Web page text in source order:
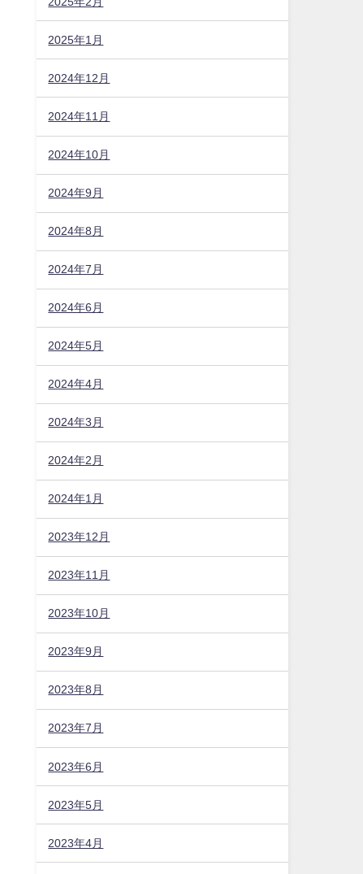
2025年1月
2024年12月
2024年11月
2024年10月
2024年9月
2024年8月
2024年7月
2024年6月
2024年5月
2024年4月
2024年3月
2024年2月
2024年1月
2023年12月
2023年11月
2023年10月
2023年9月
2023年8月
2023年7月
2023年6月
2023年5月
2023年4月